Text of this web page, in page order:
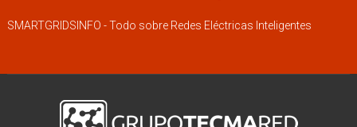
SMARTGRIDSINFO - Todo sobre Redes Eléctricas Inteligentes